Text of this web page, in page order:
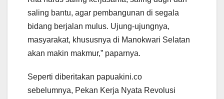
saling bantu, agar pembangunan di segala
bidang berjalan mulus. Ujung-ujungnya,
masyarakat, khususnya di Manokwari Selatan
akan makin makmur,” paparnya.
Seperti diberitakan papuakini.co
sebelumnya, Pekan Kerja Nyata Revolusi